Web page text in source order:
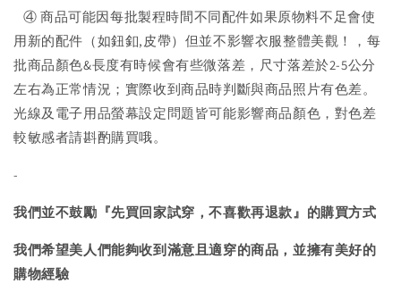
④ 商品可能因每批製程時間不同配件如果原物料不足會使
用新的配件（如鈕釦,皮帶）但並不影響衣服整體美觀！，每
批商品顏色&長度有時候會有些微落差，尺寸落差於2-5公分
左右為正常情況；實際收到商品時判斷與商品照片有色差。
光線及電子用品螢幕設定問題皆可能影響商品顏色，對色差
較敏感者請斟酌購買哦。
-
我們並不鼓勵『先買回家試穿，不喜歡再退款』的購買方式
我們希望美人們能夠收到滿意且適穿的商品，並擁有美好的
購物經驗